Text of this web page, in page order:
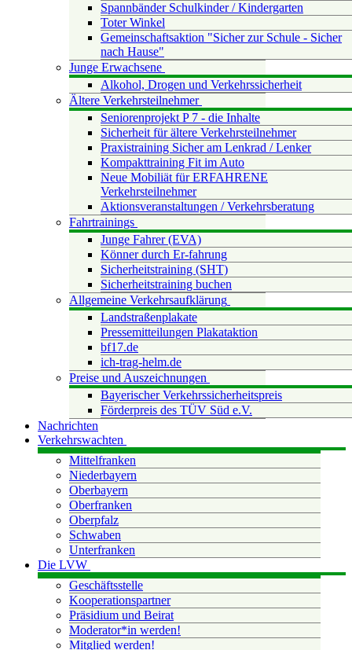
Spannbänder Schulkinder / Kindergarten
Toter Winkel
Gemeinschaftsaktion "Sicher zur Schule - Sicher
nach Hause"
Junge Erwachsene
Alkohol, Drogen und Verkehrssicherheit
Ältere Verkehrsteilnehmer
Seniorenprojekt P 7 - die Inhalte
Sicherheit für ältere Verkehrsteilnehmer
Praxistraining Sicher am Lenkrad / Lenker
Kompakttraining Fit im Auto
Neue Mobiliät für ERFAHRENE
Verkehrsteilnehmer
Aktionsveranstaltungen / Verkehrsberatung
Fahrtrainings
Junge Fahrer (EVA)
Könner durch Er-fahrung
Sicherheitstraining (SHT)
Sicherheitstraining buchen
Allgemeine Verkehrsaufklärung
Landstraßenplakate
Pressemitteilungen Plakataktion
bf17.de
ich-trag-helm.de
Preise und Auszeichnungen
Bayerischer Verkehrssicherheitspreis
Förderpreis des TÜV Süd e.V.
Nachrichten
Verkehrswachten
Mittelfranken
Niederbayern
Oberbayern
Oberfranken
Oberpfalz
Schwaben
Unterfranken
Die LVW
Geschäftsstelle
Kooperationspartner
Präsidium und Beirat
Moderator*in werden!
Mitglied werden!